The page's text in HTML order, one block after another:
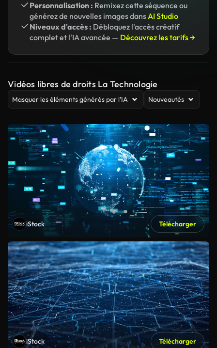
Personnalisation : Remixez cette séquence ou
générez de nouvelles images dansAI Studio
Niveaux d'accès : Débloquez l'accès créatif
complet et l'IA avancée — Découvrez les tarifs →
Vidéos libres de droits La Technologie
Masquer les éléments générés par l’IA Nouveautés
iStock Télécharger
iStock Télécharger